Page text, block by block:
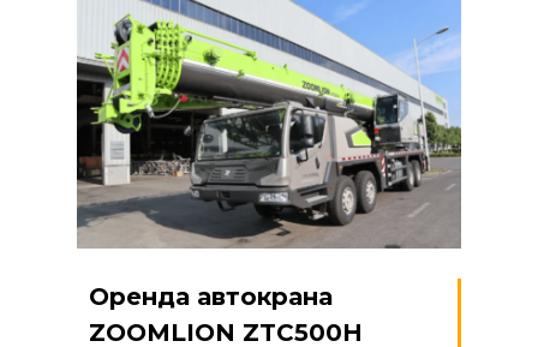
Оренда автокрана
ZOOMLION ZTC500H